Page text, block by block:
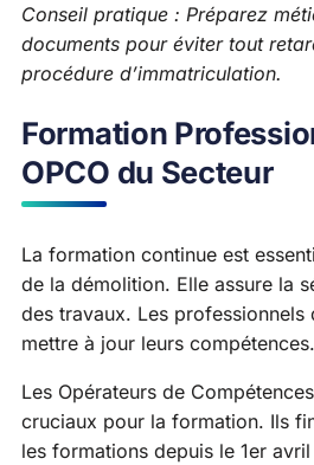
Conseil pratique : Préparez
documents pour éviter tout
procédure d’immatriculation.
Formation
OPCO du Secteur
La formation continue est
de la démolition. Elle assure la
des travaux. Les professionnels
mettre à jour leurs compétences.
Les Opérateurs de
cruciaux pour la formation. Ils
les formations depuis le 1er